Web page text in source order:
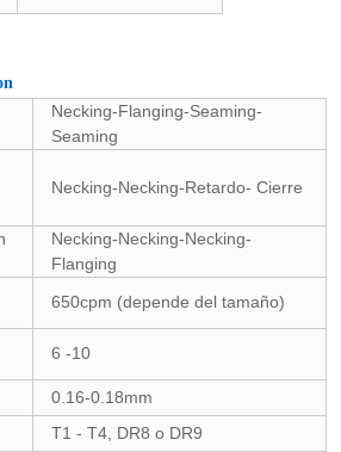
Necking-Flanging-Seaming-
Seaming
Necking-Necking-Retardo- Cierre
Necking-Necking-Necking-
Flanging
650cpm (depende del tamaño)
6 -10
0.16-0.18mm
T1 - T4, DR8 o DR9